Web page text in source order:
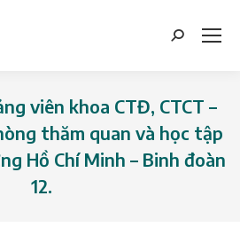
Search:
viên khoa CTĐ, CTCT –
thăm quan và học tập
Hồ Chí Minh – Binh đoàn
12.